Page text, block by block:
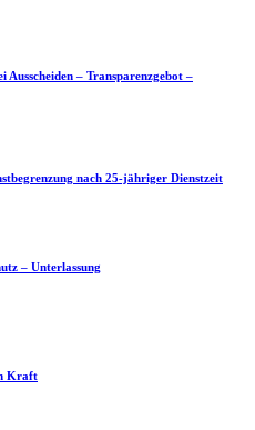
– Transparenzgebot –
nach 25-jähriger Dienstzeit
– Unterlassung
Kraft